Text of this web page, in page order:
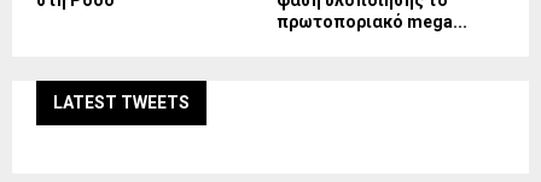
πρωτοποριακό mega...
LATEST TWEETS